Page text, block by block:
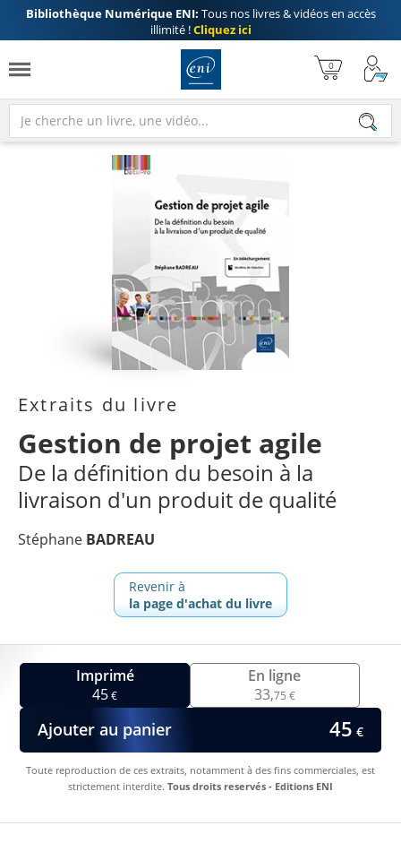
Bibliothèque Numérique ENI: Tous nos livres & vidéos en accès
illimité !Cliquez ici
Extraits du livre
Gestion de projet agile
De la définition du besoin à la
livraison d'un produit de qualité
Stéphane BADREAU
Revenir à
la page d'achat du livre
Imprimé
45€
En ligne
33,75 €
Ajouter au panier 45 €
Toute reproduction de ces extraits, notamment à des fins commerciales, est
strictement interdite. Tous droits reservés - Editions ENI